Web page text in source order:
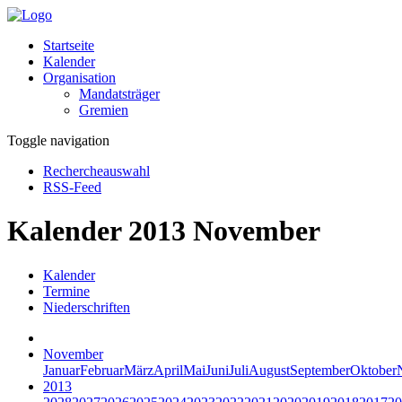
Startseite
Kalender
Organisation
Mandatsträger
Gremien
Toggle navigation
Rechercheauswahl
RSS-Feed
Kalender 2013 November
Kalender
Termine
Niederschriften
November
JanuarFebruarMärzAprilMaiJuniJuliAugustSeptemberOktober
2013